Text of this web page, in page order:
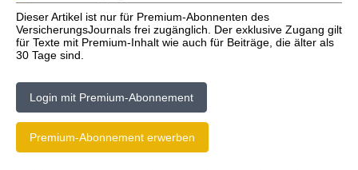
Dieser Artikel ist nur für Premium-Abonnenten des
VersicherungsJournals frei zugänglich. Der exklusive Zugang gilt
für Texte mit Premium-Inhalt wie auch für Beiträge, die älter als
30 Tage sind.
Login mit Premium-Abonnement
Premium-Abonnement erwerben